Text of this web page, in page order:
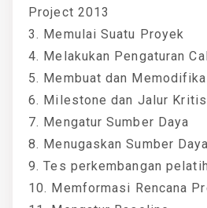
Project 2013
3. Memulai Suatu Proyek
4. Melakukan Pengaturan
5. Membuat dan
6. Milestone dan Jalur Kritis
7. Mengatur Sumber Daya
8. Menugaskan Sumber
9. Tes perkembangan
10. Memformasi Rencana